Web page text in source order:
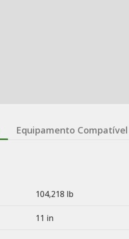
Equipamento Compatível
104,218 lb
11 in